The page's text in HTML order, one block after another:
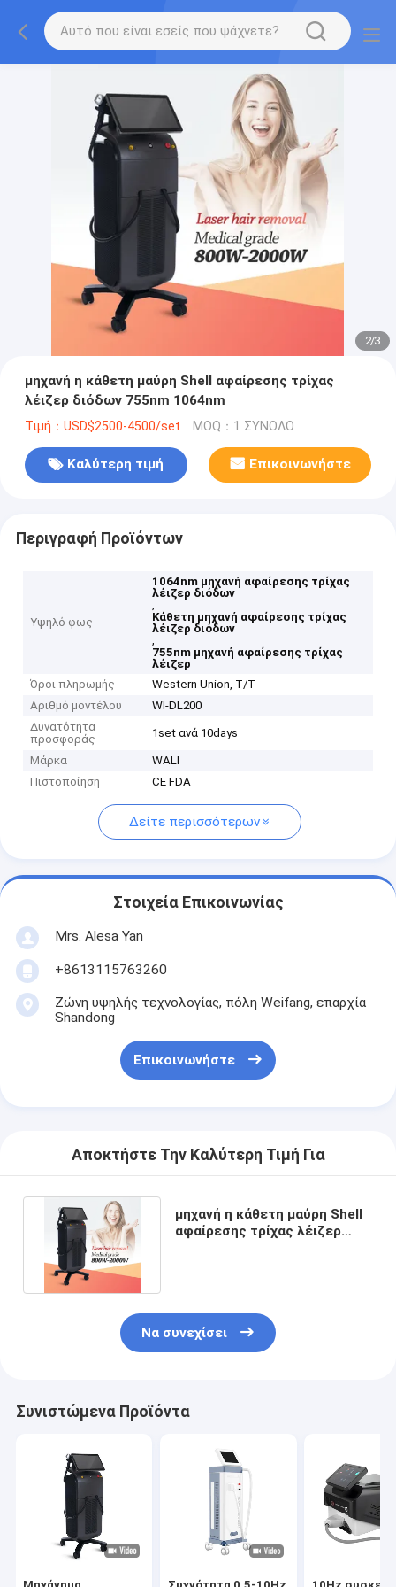
2/3
μηχανή η κάθετη μαύρη Shell αφαίρεσης τρίχας
λέιζερ διόδων 755nm 1064nm
Τιμή：USD$2500-4500/set MOQ：1 ΣΥΝΟΛΟ
Καλύτερη τιμή Επικοινωνήστε
Περιγραφή Προϊόντων
Υψηλό φως
1064nm μηχανή αφαίρεσης τρίχας
λέιζερ διόδων
,
Κάθετη μηχανή αφαίρεσης τρίχας
λέιζερ διόδων
,
755nm μηχανή αφαίρεσης τρίχας
λέιζερ
Όροι πληρωμής
Western Union, T/T
Αριθμό μοντέλου
Wl-DL200
Δυνατότητα
προσφοράς
1set ανά 10days
Μάρκα
WALI
Πιστοποίηση
CE FDA
Δείτε περισσότερων
Στοιχεία Επικοινωνίας
Mrs. Alesa Yan
+8613115763260
Ζώνη υψηλής τεχνολογίας, πόλη Weifang, επαρχία
Shandong
Επικοινωνήστε
Αποκτήστε Την Καλύτερη Τιμή Για
μηχανή η κάθετη μαύρη Shell
αφαίρεσης τρίχας λέιζερ
Να συνεχίσει
Συνιστώμενα Προϊόντα